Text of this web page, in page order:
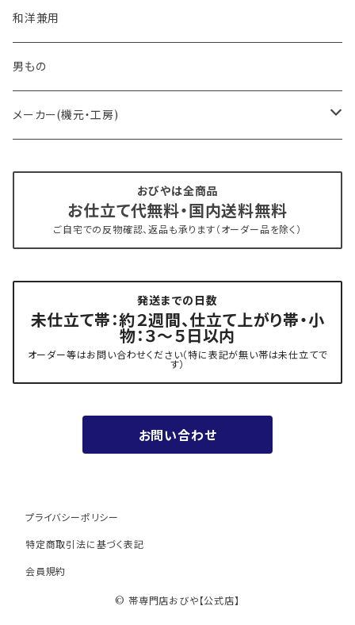
- おびやオリジナル・別注
- オーダー帯
- 京袋帯・開き仕立て
- 新古帯、中古・リサイクル帯 (メンテナンス済み)
夏用
- 振袖の帯・ママ振り・振袖用袋帯
和洋兼用
男もの
メーカー(機元・工房)
博多織 西村織物
『marumasa.fab』丸正織物
おびやは全商品
お仕立て代無料・国内送料無料
ご自宅での反物確認、返品も承ります（オーダー品を除く）
発送までの日数
未仕立て帯：約２週間、仕立て上がり帯・小
物：３～５日以内
オーダー等はお問い合わせください（特に表記が無い帯は未仕立てで
す）
お問い合わせ
プライバシーポリシー
特定商取引法に基づく表記
会員規約
© 帯専門店おびや【公式店】